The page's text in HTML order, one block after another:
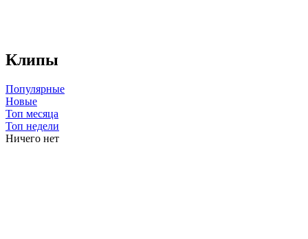
Клипы
Популярные
Новые
Топ месяца
Топ недели
Ничего нет